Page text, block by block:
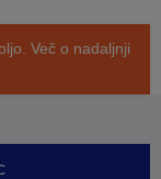
Več o nadaljnji